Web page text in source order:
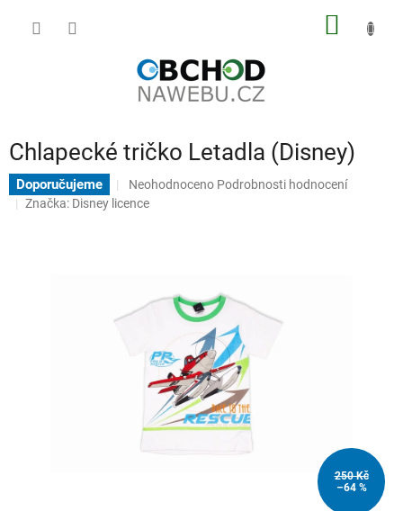
Chlapecké tričko Letadla (Disney)
Doporučujeme
Průměrné
hodnocení
hvězdiček.
Neohodnoceno Podrobnosti hodnocení
Značka: Disney licence
250 Kč
–64 %